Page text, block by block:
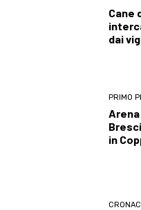
Cane
dai
PRIMO
in